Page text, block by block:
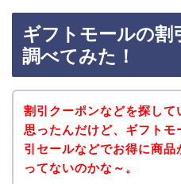
ギフトモールの割
調べてみた！
割引クーポンなどを探して
思ったんだけど、ギフトモ
引セールなどでお得に商品
ってないのかな～。